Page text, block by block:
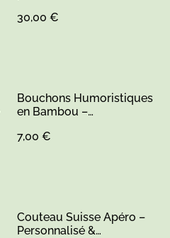
30,00 €
Bouchons Humoristiques
en Bambou –
7,00 €
Couteau Suisse Apéro –
Personnalisé &